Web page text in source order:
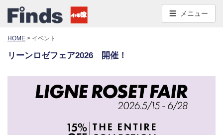
メニュー
動
HOME > イベント
リーンロゼフェア2026 開催！